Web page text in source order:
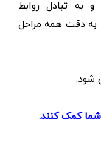
به تبادل روابط
به دقت همه مراحل
شود:
کمک کنند.